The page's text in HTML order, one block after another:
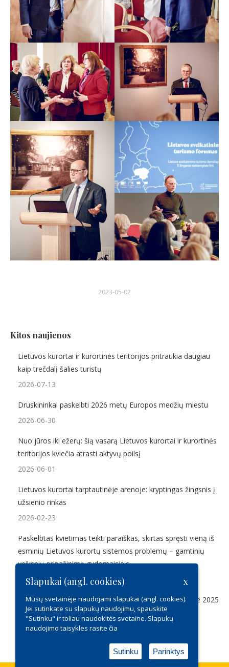
2023-05-02
Kitos naujienos
Lietuvos kurortai ir kurortinės teritorijos pritraukia daugiau
kaip trečdalį šalies turistų
2026-07-13
Druskininkai paskelbti 2026 metų Europos medžių miestu
2026-06-30
Nuo jūros iki ežerų: šią vasarą Lietuvos kurortai ir kurortinės
teritorijos kviečia atrasti aktyvų poilsį
2026-06-01
Lietuvos kurortai tarptautinėje arenoje: kryptingas žingsnis į
užsienio rinkas
2026-02-23
Paskelbtas kvietimas teikti paraiškas, skirtas spręsti vieną iš
esminių Lietuvos kurortų sistemos problemų – gamtinių
veiksnių pripažinimą gydomaisiais.
2025-12-17
Kviečiame dalyvauti Lietuvos sveikatos turizmo forume 2025
2025-10-28
Slapukai (angl. cookies) x
Mūsų svetainėje naudojami slapukai (angl. cookies).
Jei sutinkate su slapukų naudojimu, spauskite
"Sutinku" ir toliau naudokitės svetaine. Slapukų
naudojimo taisykles rasite čia
Sutinku Parinktys